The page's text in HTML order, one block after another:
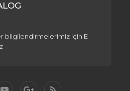
bilgilendirmelerimiz için E-